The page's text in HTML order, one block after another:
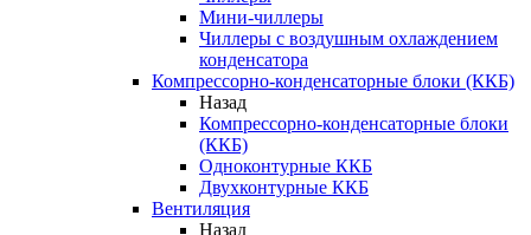
Мини-чиллеры
Чиллеры с воздушным охлаждением
конденсатора
Компрессорно-конденсаторные блоки (ККБ)
Назад
Компрессорно-конденсаторные блоки
(ККБ)
Одноконтурные ККБ
Двухконтурные ККБ
Вентиляция
Назад